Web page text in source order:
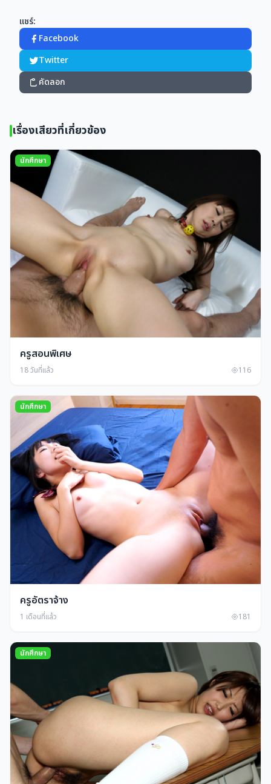
แชร์:
Facebook
Twitter
คัดลอก
เรื่องเสียวที่เกี่ยวข้อง
นักศึกษา
ครูสอนพิเศษ
18 วันที่แล้ว 116
นักศึกษา
ครูอัตราจ้าง
1 เดือนที่แล้ว 181
นักศึกษา